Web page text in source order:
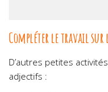
Compléter le travail sur
D’autres petites
adjectifs :